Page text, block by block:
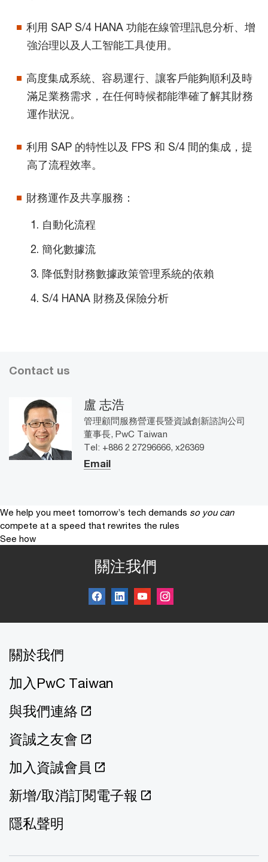
利用 SAP S/4 HANA 功能在線管理訊息分析、增
強治理以及人工智能工具使用。
高度集成系統、容易運行、讓客戶能夠順利及時
滿足業務需求，在任何時候都能準確了解其財務
運作狀況。
利用 SAP 的特性以及 FPS 和 S/4 間的集成，提
高了流程效率。
財務運作及共享服務：
自動化流程
簡化數據流
降低對財務數據政策管理系統的依賴
S/4 HANA 財務及保險分析
Contact us
盧 志浩
管理顧問服務營運長暨資誠創新諮詢公司
董事長, PwC Taiwan
Tel: +886 2 27296666, x26369
Email
We help you meet tomorrow’s tech demands so you can
compete at a speed that rewrites the rules
See how
關注我們
關於我們
加入PwC Taiwan
與我們連絡
資誠之友會
加入資誠會員
新增/取消訂閱電子報
隱私聲明